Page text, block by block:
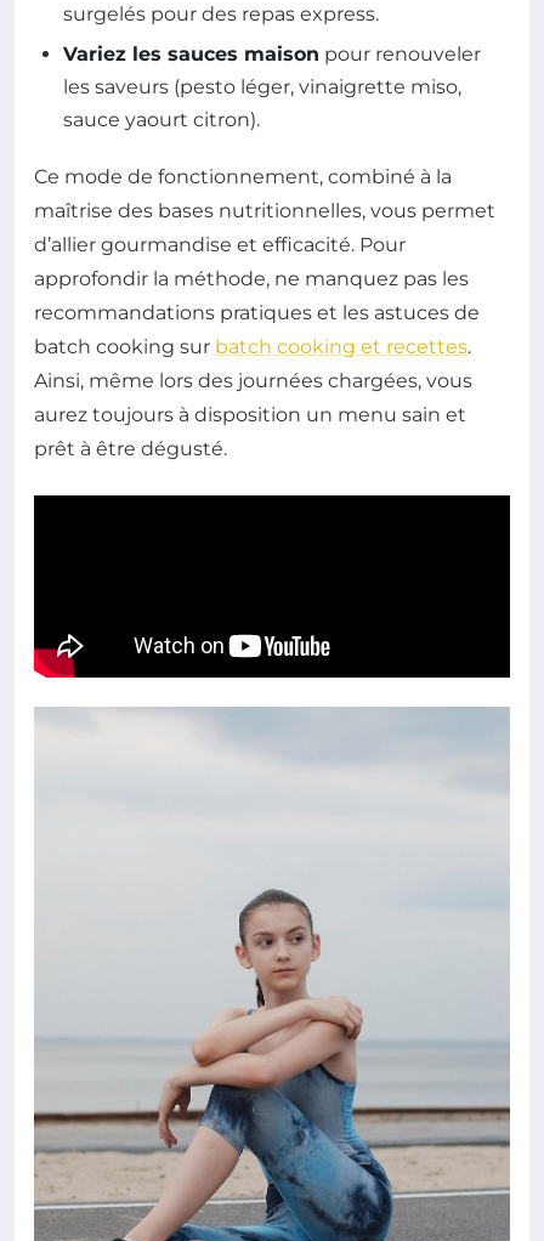
surgelés pour des repas express.
Variez les sauces maison pour renouveler
les saveurs (pesto léger, vinaigrette miso,
sauce yaourt citron).
Ce mode de fonctionnement, combiné à la
maîtrise des bases nutritionnelles, vous permet
d’allier gourmandise et efficacité. Pour
approfondir la méthode, ne manquez pas les
recommandations pratiques et les astuces de
batch cooking sur batch cooking et recettes.
Ainsi, même lors des journées chargées, vous
aurez toujours à disposition un menu sain et
prêt à être dégusté.